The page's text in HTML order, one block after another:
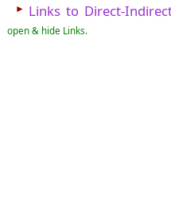
► Links to Direct-
open & hide Links.